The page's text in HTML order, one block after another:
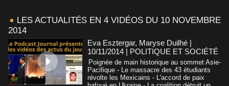
LES ACTUALITÉS EN 4 VIDÉOS DU 10 NOVEMBRE
2014
Eva Esztergar, Maryse Duilhé |
10/11/2014 | POLITIQUE ET SOCIÉTÉ
Poignée de main historique au sommet Asie-
Pacifique - Le massacre des 43 étudiants
révolte les Mexicains - L'accord de paix